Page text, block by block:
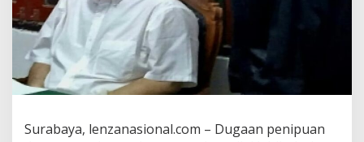
k
n
n
g
e
Surabaya, lenzanasional.com – Dugaan penipuan